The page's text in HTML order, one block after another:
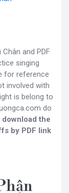
Chân and PDF
singing
for reference
involved with
is belong to
do
download the
by PDF link